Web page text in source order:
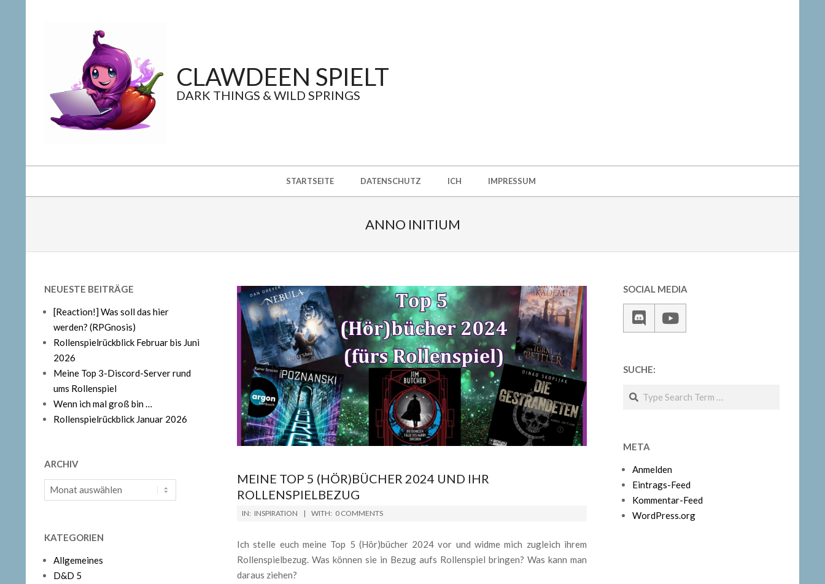
CLAWDEEN SPIELT
DARK THINGS & WILD SPRINGS
STARTSEITE DATENSCHUTZ ICH IMPRESSUM
ANNO INITIUM
MEINE TOP 5 (HÖR)BÜCHER 2024 UND IHR
ROLLENSPIELBEZUG
2025-
22
IN: INSPIRATION WITH: 0 COMMENTS
Ich stelle euch meine Top 5 (Hör)bücher 2024 vor und widme mich zugleich ihrem
Rollenspielbezug. Was können sie in Bezug aufs Rollenspiel bringen? Was kann man
daraus ziehen?
NEUESTE BEITRÄGE
[Reaction!] Was soll das hier
werden? (RPGnosis)
Rollenspielrückblick Februar bis Juni
2026
Meine Top 3-Discord-Server rund
ums Rollenspiel
Wenn ich mal groß bin …
Rollenspielrückblick Januar 2026
ARCHIV
Archiv
KATEGORIEN
Allgemeines
D&D 5
SOCIAL MEDIA
SUCHE:
Search
META
Anmelden
Eintrags-Feed
Kommentar-Feed
WordPress.org